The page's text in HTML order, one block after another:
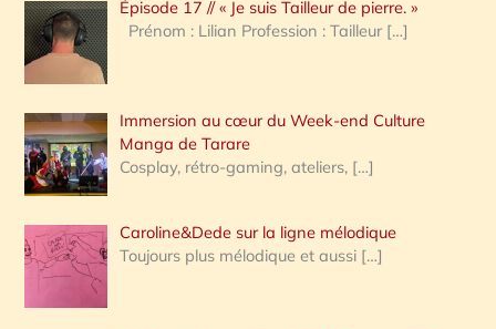
h
e
:
Épisode 17 // « Je suis Tailleur de pierre. »
Prénom : Lilian Profession : Tailleur […]
Immersion au cœur du Week-end Culture
Manga de Tarare
Cosplay, rétro-gaming, ateliers, […]
Caroline&Dede sur la ligne mélodique
Toujours plus mélodique et aussi […]